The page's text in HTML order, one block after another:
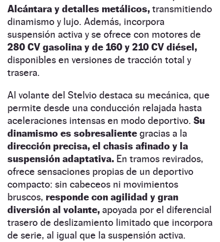
Alcántara y detalles metálicos, transmitiendo
dinamismo y lujo. Además, incorpora
suspensión activa y se ofrece con motores de
280 CV gasolina y de 160 y 210 CV diésel,
disponibles en versiones de tracción total y
trasera.
Al volante del Stelvio destaca su mecánica, que
permite desde una conducción relajada hasta
aceleraciones intensas en modo deportivo. Su
dinamismo es sobresaliente gracias a la
dirección precisa, el chasis afinado y la
suspensión adaptativa. En tramos revirados,
ofrece sensaciones propias de un deportivo
compacto: sin cabeceos ni movimientos
bruscos, responde con agilidad y gran
diversión al volante, apoyada por el diferencial
trasero de deslizamiento limitado que incorpora
de serie, al igual que la suspensión activa.